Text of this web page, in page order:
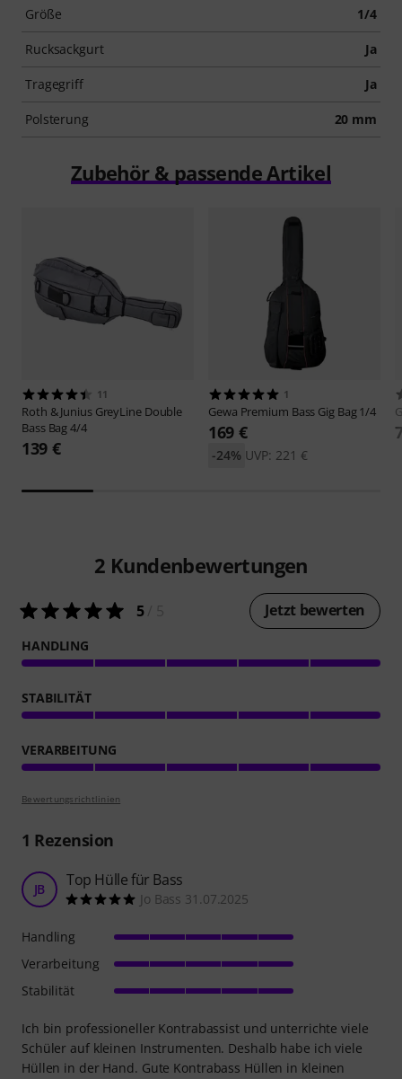
Größe 1/4
Rucksackgurt Ja
Tragegriff Ja
Polsterung 20 mm
Zubehör & passende Artikel
11
Roth & Junius GreyLine Double
Bass Bag 4/4
139 €
1
Gewa Premium Bass Gig Bag 1/4
169 €
UVP: 221 €
-24%
2 Kundenbewertungen
5/ 5 Jetzt bewerten
HANDLING
STABILITÄT
VERARBEITUNG
Bewertungsrichtlinien
1 Rezension
JB Top Hülle für Bass
Jo Bass 31.07.2025
Ich bin professioneller Kontrabassist und unterrichte viele
Schüler auf kleinen Instrumenten. Deshalb habe ich viele
Hüllen in der Hand. Gute Kontrabass Hüllen in kleinen
Handling
Verarbeitung
Stabilität